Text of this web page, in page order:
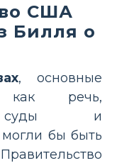
США
Билля о
, основные
как речь,
суды и
бы быть